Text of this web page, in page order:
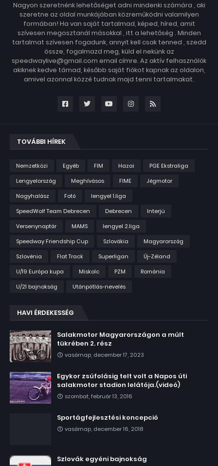
Nagyon szeretnénk lehetőséget adni mindenki számára , aki
szeretne az oldal munkájában közreműködni valamilyen
formában! Ha van saját tartalmad, képed, híred, amit
szívesen megosztanál másokkal , itt a lehetőség . Minden
tartalmat szívesen fogadunk, annyit kell csak tenned , szedd
össze, fogalmazd meg, küld el nekünk az
speedwaylive@gmail.com email címre. Az aktív felhasználók
akiknek kedve támad, később saját fiókot kapnak az oldalon,
amivel azonnal közzé tudnak majd tenni tartalmakat.
TOVÁBBI HÍREK
Nemzetközi Egyéb FIM Hazai
PGE Ekstraliga
Lengyelország
Meghívásos FIME
Jégmotor
Nagyhalász
Fotó
lengyel 1.liga
SpeedWolf Team Debrecen
Debrecen
Interjú
Versenynaptár
MAMS
lengyel 2.liga
Speedway Friendship Cup
Szlovákia
Magyarország
Szlovénia
Flat Track Superligan
Új-Zéland
U/19 Európa kupa
Miskolc PZM
Románia
U/21 bajnokság
Utánpótlás-nevelés
HAVI ÉRDEKESSÉG
Salakmotor Magyarországon a múlt
tükrében 2. rész
vasárnap, december 17, 2023
Egykor zsúfolásig telt volt a Napos úti
salakmotor stadion lelátója.(videó)
szombat, február 13, 2016
Sportágfejlesztési koncepció
vasárnap, december 16, 2018
Szlovák egyéni bajnokság